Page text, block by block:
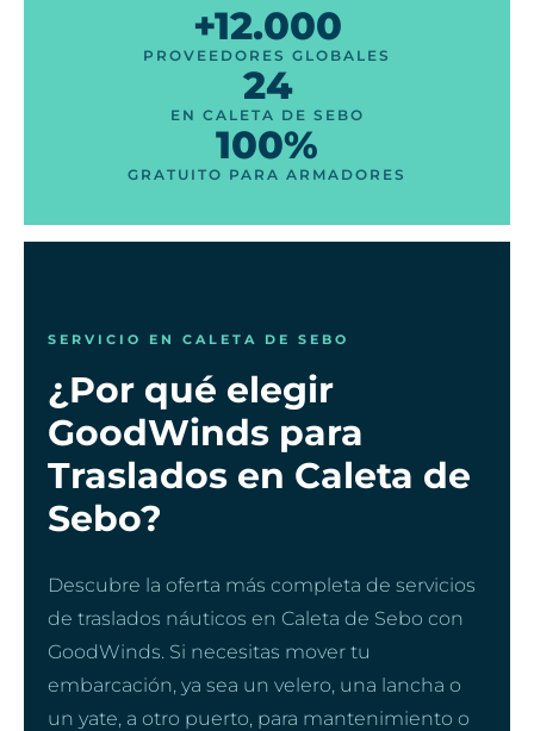
+12.000
PROVEEDORES GLOBALES
24
EN CALETA DE SEBO
100%
GRATUITO PARA ARMADORES
SERVICIO EN CALETA DE SEBO
¿Por qué elegir
GoodWinds para
Traslados en Caleta de
Sebo?
Descubre la oferta más completa de servicios
de traslados náuticos en Caleta de Sebo con
GoodWinds. Si necesitas mover tu
embarcación, ya sea un velero, una lancha o
un yate, a otro puerto, para mantenimiento o